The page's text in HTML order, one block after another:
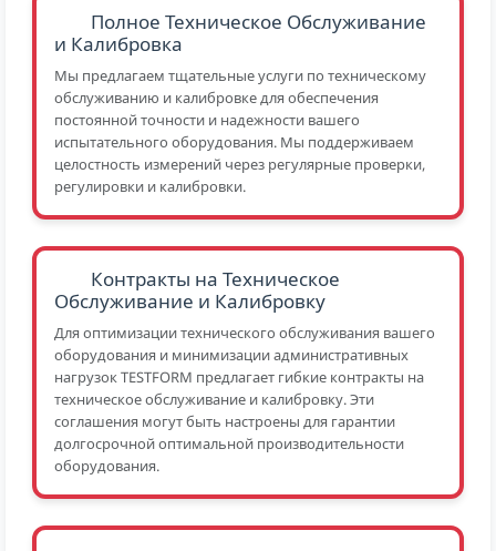
Полное Техническое Обслуживание
и Калибровка
Мы предлагаем тщательные услуги по техническому
обслуживанию и калибровке для обеспечения
постоянной точности и надежности вашего
испытательного оборудования. Мы поддерживаем
целостность измерений через регулярные проверки,
регулировки и калибровки.
Контракты на Техническое
Обслуживание и Калибровку
Для оптимизации технического обслуживания вашего
оборудования и минимизации административных
нагрузок TESTFORM предлагает гибкие контракты на
техническое обслуживание и калибровку. Эти
соглашения могут быть настроены для гарантии
долгосрочной оптимальной производительности
оборудования.